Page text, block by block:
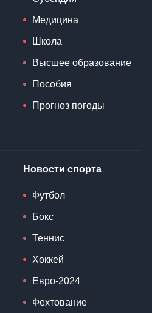
Медицина
Школа
Высшее образование
Пособия
Прогноз погоды
Новости спорта
Футбол
Бокс
Теннис
Хоккей
Евро-2024
Фехтование